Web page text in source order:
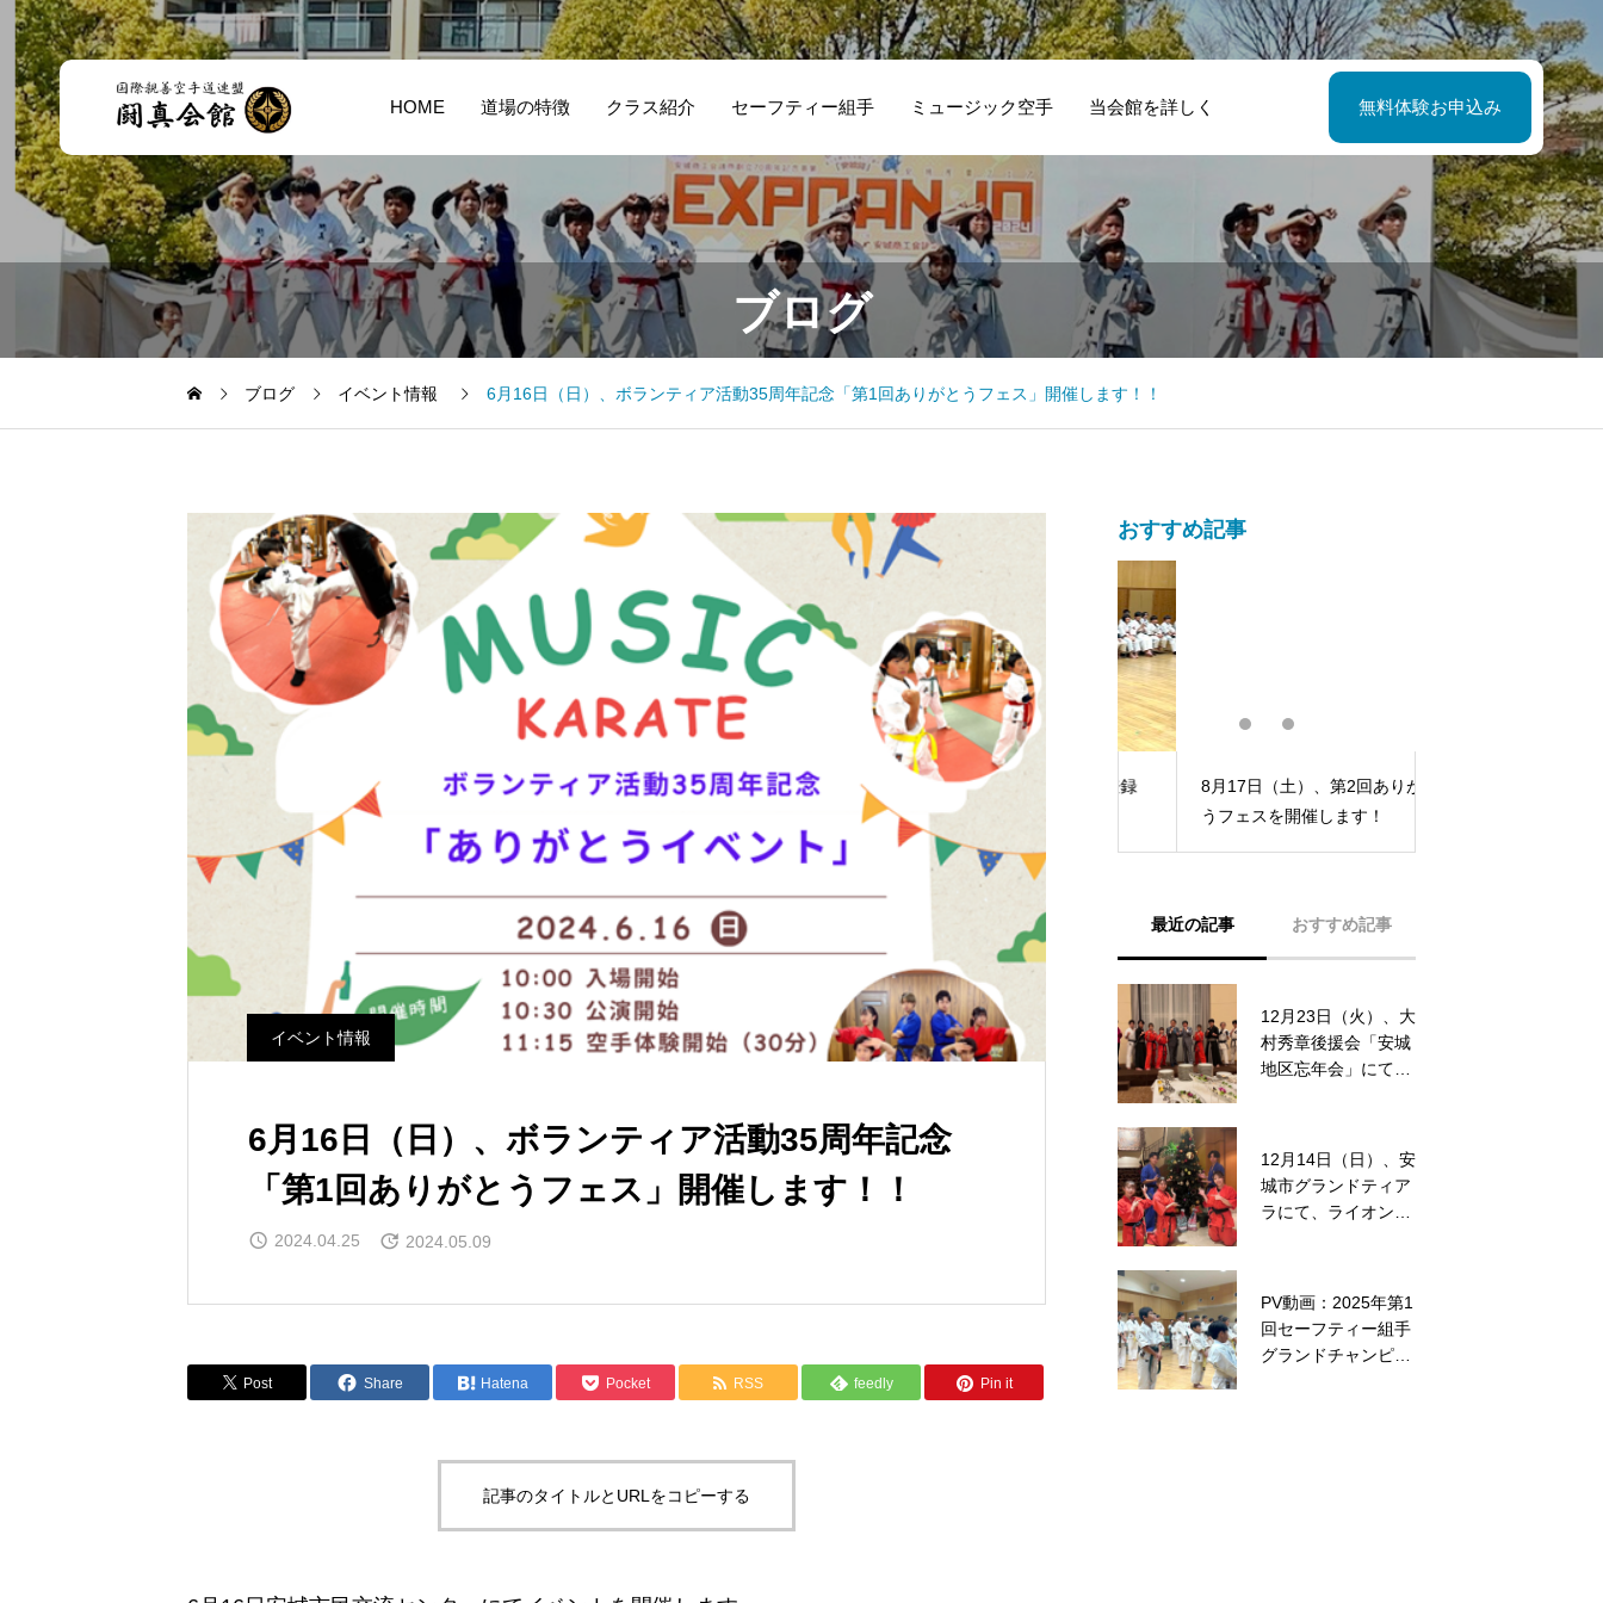
HOME 道場の特徴 クラス紹介 セーフティー組手 ミュージック空手 当会館を詳しく 無料体験お申込み
ブログ
ブログ イベント情報 6月16日（日）、ボランティア活動35周年記念「第1回ありがとうフェス」開催します！！
イベント情報
6月16日（日）、ボランティア活動35周年記念
「第1回ありがとうフェス」開催します！！
2024.04.25 2024.05.09
Post Share Hatena Pocket RSS feedly Pin it
記事のタイトルとURLをコピーする
おすすめ記事
【セーフティー組手】商標登録
のお知らせ
8月17日（土）、第2回ありがと
うフェスを開催します！
最近の記事 おすすめ記事
12月23日（火）、大
村秀章後援会「安城
地区忘年会」にてミ
露してきました！
12月14日（日）、安
城市グランドティア
ラにて、ライオンズ
頂きました！
PV動画：2025年第1
回セーフティー組手
グランドチャンピオ
闘真会館メキシコ支
部代表、ミゲル師範
が来日！
闘真会館の基本練習
8月16日（土）、
『七州会中部日本空
手道選手権大会第40